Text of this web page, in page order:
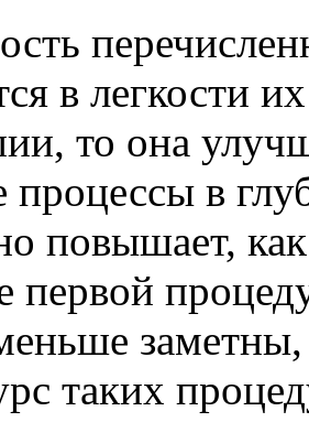
в легкости
то она
в
повышает,
первой
заметны,
таких